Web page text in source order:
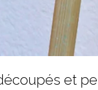
et